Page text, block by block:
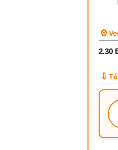
⚙
2.30
⇩